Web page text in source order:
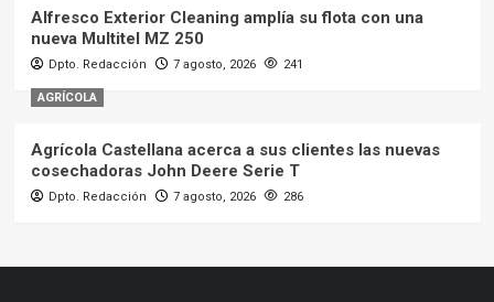
Alfresco Exterior Cleaning amplía su flota con una
nueva Multitel MZ 250
Dpto. Redacción 7 agosto, 2026 241
AGRÍCOLA
Agrícola Castellana acerca a sus clientes las nuevas
cosechadoras John Deere Serie T
Dpto. Redacción 7 agosto, 2026 286